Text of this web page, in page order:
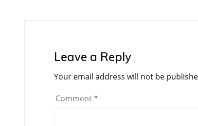
Leave a Reply
Your email address will not be
Comment *